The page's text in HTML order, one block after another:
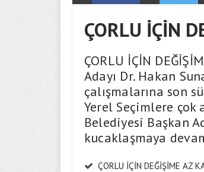
ÇORLU İÇİN
ÇORLU İÇİN
Adayı Dr. Hakan
çalışmalarına son
Yerel Seçimlere
Belediyesi Başkan
kucaklaşmaya
ÇORLU İÇİN DEĞİŞİME AZ